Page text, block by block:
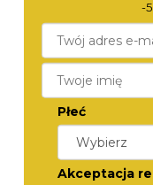
TORII
G38BM.BG
450,-
-
Płeć
Akceptacja